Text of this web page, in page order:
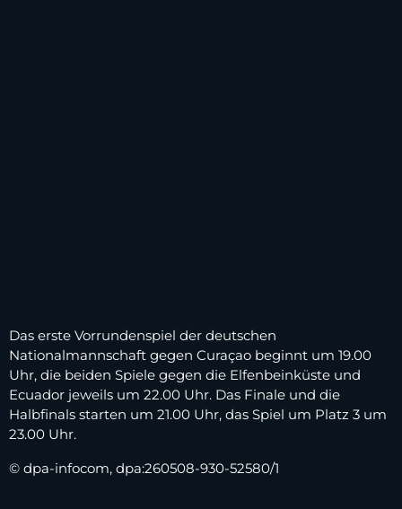
Das erste Vorrundenspiel der deutschen
Nationalmannschaft gegen Curaçao beginnt um 19.00
Uhr, die beiden Spiele gegen die Elfenbeinküste und
Ecuador jeweils um 22.00 Uhr. Das Finale und die
Halbfinals starten um 21.00 Uhr, das Spiel um Platz 3 um
23.00 Uhr.
© dpa-infocom, dpa:260508-930-52580/1